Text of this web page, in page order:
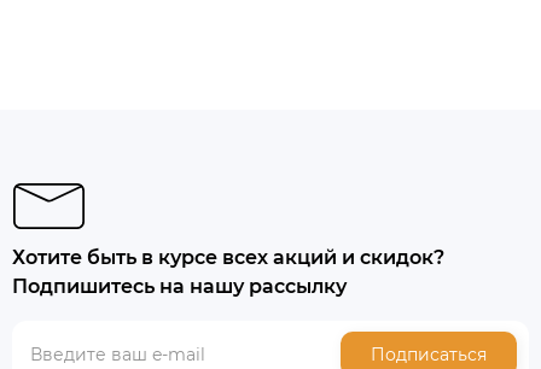
Хотите быть в курсе всех акций и скидок?
Подпишитесь на нашу рассылку
Подписаться